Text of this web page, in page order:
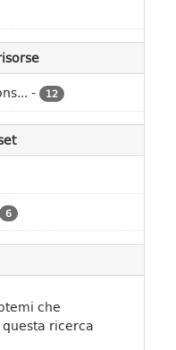
- 12
6
che
ricerca